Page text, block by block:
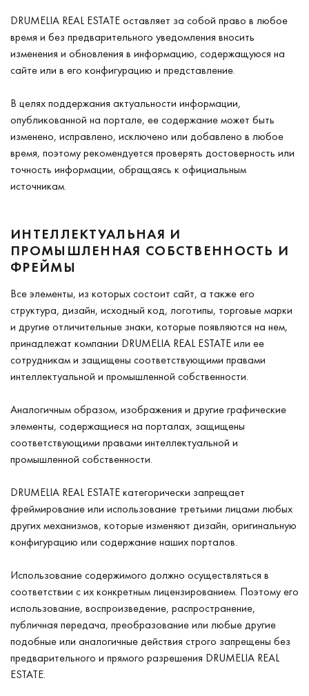
DRUMELIA REAL ESTATE оставляет за собой право в любое
время и без предварительного уведомления вносить
изменения и обновления в информацию, содержащуюся на
сайте или в его конфигурацию и представление.
В целях поддержания актуальности информации,
опубликованной на портале, ее содержание может быть
изменено, исправлено, исключено или добавлено в любое
время, поэтому рекомендуется проверять достоверность или
точность информации, обращаясь к официальным
источникам.
ИНТЕЛЛЕКТУАЛЬНАЯ И
ПРОМЫШЛЕННАЯ СОБСТВЕННОСТЬ И
ФРЕЙМЫ
Все элементы, из которых состоит сайт, а также его
структура, дизайн, исходный код, логотипы, торговые марки
и другие отличительные знаки, которые появляются на нем,
принадлежат компании DRUMELIA REAL ESTATE или ее
сотрудникам и защищены соответствующими правами
интеллектуальной и промышленной собственности.
Аналогичным образом, изображения и другие графические
элементы, содержащиеся на порталах, защищены
соответствующими правами интеллектуальной и
промышленной собственности.
DRUMELIA REAL ESTATE категорически запрещает
фреймирование или использование третьими лицами любых
других механизмов, которые изменяют дизайн, оригинальную
конфигурацию или содержание наших порталов.
Использование содержимого должно осуществляться в
соответствии с их конкретным лицензированием. Поэтому его
использование, воспроизведение, распространение,
публичная передача, преобразование или любые другие
подобные или аналогичные действия строго запрещены без
предварительного и прямого разрешения DRUMELIA REAL
ESTATE.